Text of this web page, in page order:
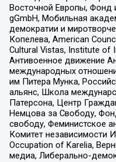
Восточной Европы, Фонд
gGmbH, Мобильная
демократии и
Копелева, American
Cultural Vistas, Institute of
Антивоенное движение
международных
им Питера Мунка,
альянс, Школа
Патерсона, Центр
Немцова за Свободу,
свободу, Феминистское
Комитет независимости
Occupation of Karelia,
медиа, Либерально-